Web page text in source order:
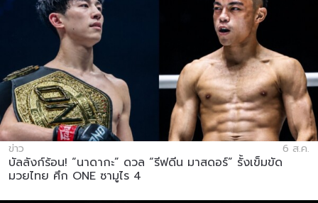
ข่าว 6 ส.ค.
บัลลังก์ร้อน! “นาดากะ” ดวล “รีฟดีน มาสดอร์” รั้งเข็มขัด
มวยไทย ศึก ONE ซามูไร 4